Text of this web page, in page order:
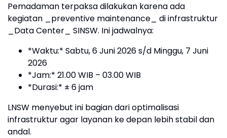
Pemadaman terpaksa dilakukan karena ada
kegiatan _preventive maintenance_ di infrastruktur
_Data Center_ SINSW. Ini jadwalnya:
*Waktu:* Sabtu, 6 Juni 2026 s/d Minggu, 7 Juni
2026
*Jam:* 21.00 WIB – 03.00 WIB
*Durasi:* ± 6 jam
LNSW menyebut ini bagian dari optimalisasi
infrastruktur agar layanan ke depan lebih stabil dan
andal.